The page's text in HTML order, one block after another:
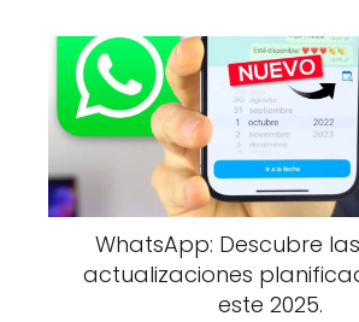
WhatsApp: Descubre
actualizaciones
este 2025.